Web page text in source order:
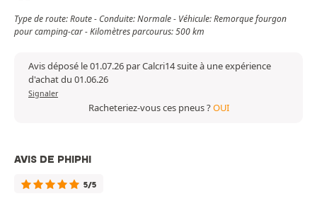
Type de route: Route - Conduite: Normale - Véhicule: Remorque fourgon
pour camping-car - Kilomètres parcourus: 500 km
Avis déposé le 01.07.26 par Calcri14 suite à une expérience
d'achat du 01.06.26
Signaler
Racheteriez-vous ces pneus ?OUI
AVIS DE PHIPHI
5/5